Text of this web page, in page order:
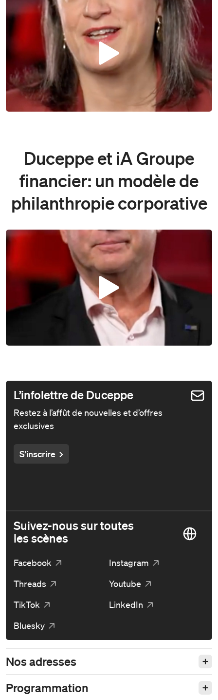
Play
Duceppe et iA Groupe
financier: un modèle de
philanthropie corporative
Play
L’infolettre de Duceppe
Restez à l’affût de nouvelles et d’offres
exclusives
S'inscrire
Suivez-nous sur toutes
les scènes
Facebook
Instagram
Threads
Youtube
TikTok
LinkedIn
Bluesky
Nos adresses
Programmation